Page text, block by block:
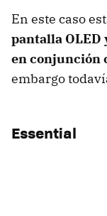
En este caso
pantalla OLED
en conjunción
embargo
Essential